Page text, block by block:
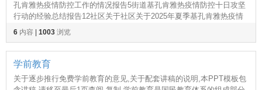
孔肯雅热疫情防控工作的情况报告5街道基孔肯雅热疫情防控十日攻坚
行动的经验总结报告12社区关于社区关于2025年夏季基孔肯雅热疫情
防控工作的总结报告年夏季基孔肯雅热疫情防控工作,1在基孔肯雅热防
控工作专题会议上的讲话1在全区基孔肯雅热疫
6 内容 1003 浏览
学前教育
关于逐步推行免费学前教育的意见,关于配套讲稿的说明,本PPT模板包